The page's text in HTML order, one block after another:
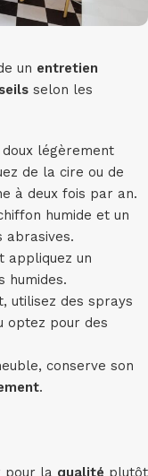
un entretien
selon les
légèrement
de la cire ou de
à deux fois par an.
humide et un
abrasives.
appliquez un
humides.
utilisez des sprays
optez pour des
conserve son
.
pour la qualité plutôt